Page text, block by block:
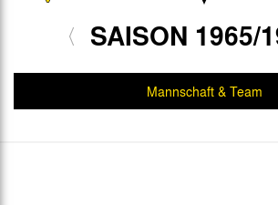
SAISON 1965/
Mannschaft & Team